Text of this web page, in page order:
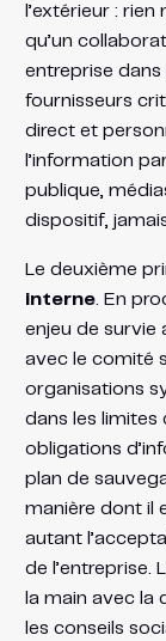
l’extérieur :
qu’un
entreprise dans
fournisseurs
direct et
l’information
publique,
dispositif, jamais
Le deuxième
interne. En
enjeu de survie
avec le comité
organisations
dans les limites
obligations
plan de
manière dont il
autant
de l’entreprise.
la main avec la
les conseils